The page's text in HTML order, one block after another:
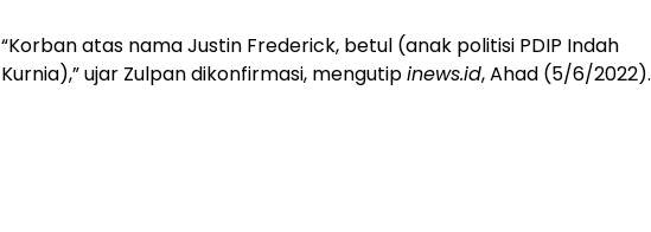
“Korban atas nama Justin Frederick, betul (anak politisi PDIP Indah
Kurnia),” ujar Zulpan dikonfirmasi, mengutipinews.id, Ahad (5/6/2022).